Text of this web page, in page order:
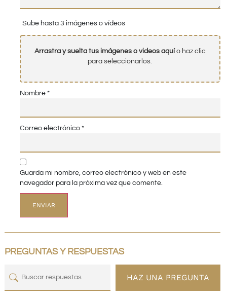
Sube hasta 3 imágenes o vídeos
Arrastra y suelta tus imágenes o videos aquío haz clic
para seleccionarlos.
Nombre *
Correo electrónico *
Guarda mi nombre, correo electrónico y web en este
navegador para la próxima vez que comente.
PREGUNTAS Y RESPUESTAS
HAZ UNA PREGUNTA